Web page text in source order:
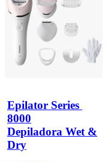
Epilator Series
8000
Depiladora Wet &
Dry